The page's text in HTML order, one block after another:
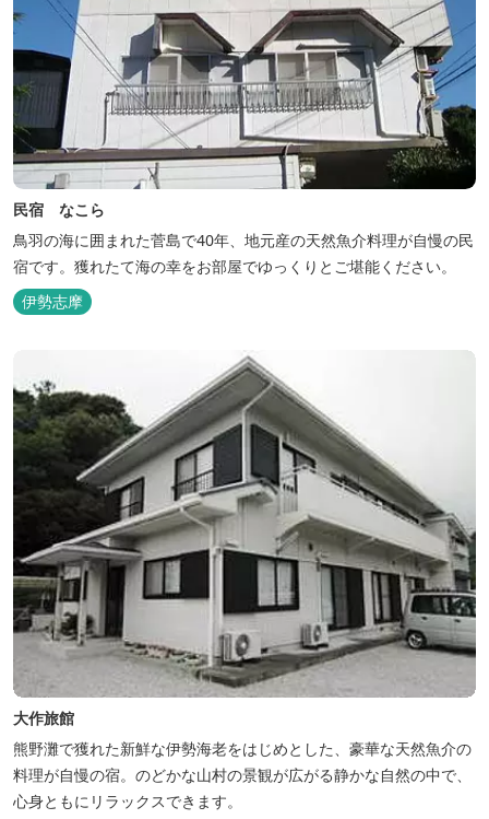
民宿 なこら
鳥羽の海に囲まれた菅島で40年、地元産の天然魚介料理が自慢の民
宿です。獲れたて海の幸をお部屋でゆっくりとご堪能ください。
伊勢志摩
大作旅館
熊野灘で獲れた新鮮な伊勢海老をはじめとした、豪華な天然魚介の
料理が自慢の宿。のどかな山村の景観が広がる静かな自然の中で、
心身ともにリラックスできます。